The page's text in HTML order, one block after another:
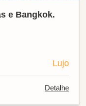
e Bangkok.
Lujo
Detalhe